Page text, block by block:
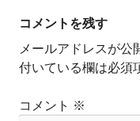
コメントを残す
メールアドレスが公
付いている欄は必須
コメント ※